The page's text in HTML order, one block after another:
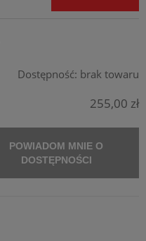
Dostępność: brak towaru
255,00 zł
POWIADOM MNIE O
DOSTĘPNOŚCI